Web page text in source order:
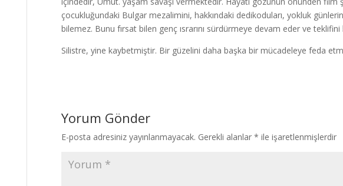
çocukluğundaki Bulgar mezalimini, hakkındaki dedikoduları, yokluk
bilemez. Bunu fırsat bilen genç ısrarını sürdürmeye devam eder ve
Silistre, yine kaybetmiştir. Bir güzelini daha başka bir mücadeleye feda
Yorum Gönder
E-posta adresiniz yayınlanmayacak. Gerekli alanlar * ile işaretlenmişlerdir